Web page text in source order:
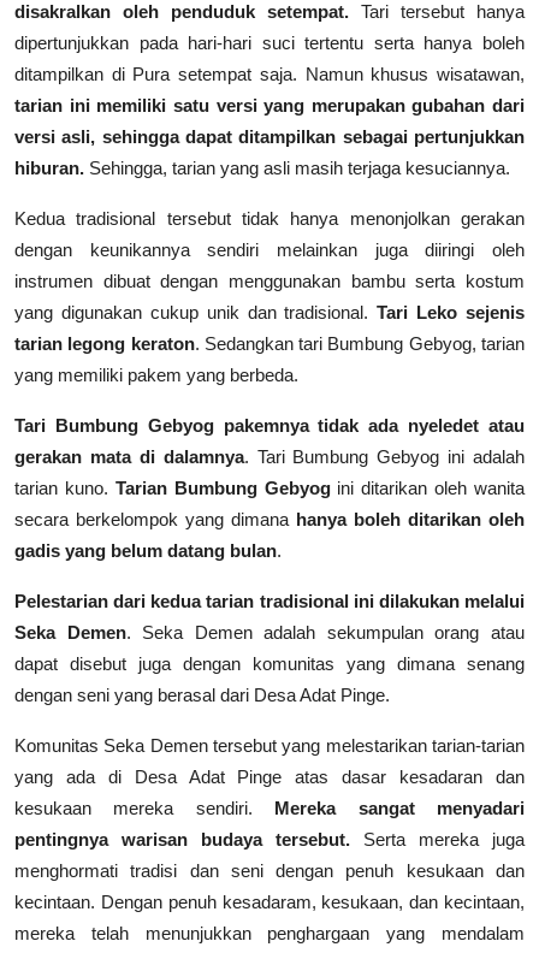
disakralkan oleh penduduk setempat. Tari tersebut hanya
dipertunjukkan pada hari-hari suci tertentu serta hanya boleh
ditampilkan di Pura setempat saja. Namun khusus wisatawan,
tarian ini memiliki satu versi yang merupakan gubahan dari
versi asli, sehingga dapat ditampilkan sebagai pertunjukkan
hiburan. Sehingga, tarian yang asli masih terjaga kesuciannya.
Kedua tradisional tersebut tidak hanya menonjolkan gerakan
dengan keunikannya sendiri melainkan juga diiringi oleh
instrumen dibuat dengan menggunakan bambu serta kostum
yang digunakan cukup unik dan tradisional.Tari Leko sejenis
tarian legong keraton. Sedangkan tari Bumbung Gebyog, tarian
yang memiliki pakem yang berbeda.
Tari Bumbung Gebyog pakemnya tidak ada nyeledet atau
gerakan mata di dalamnya. Tari Bumbung Gebyog ini adalah
tarian kuno. Tarian Bumbung Gebyogini ditarikan oleh wanita
secara berkelompok yang dimana hanya boleh ditarikan oleh
gadis yang belum datang bulan.
Pelestarian dari kedua tarian tradisional ini dilakukan melalui
Seka Demen. Seka Demen adalah sekumpulan orang atau
dapat disebut juga dengan komunitas yang dimana senang
dengan seni yang berasal dari Desa Adat Pinge.
Komunitas Seka Demen tersebut yang melestarikan tarian-tarian
yang ada di Desa Adat Pinge atas dasar kesadaran dan
kesukaan mereka sendiri. Mereka sangat menyadari
pentingnya warisan budaya tersebut. Serta mereka juga
menghormati tradisi dan seni dengan penuh kesukaan dan
kecintaan. Dengan penuh kesadaram, kesukaan, dan kecintaan,
mereka telah menunjukkan penghargaan yang mendalam